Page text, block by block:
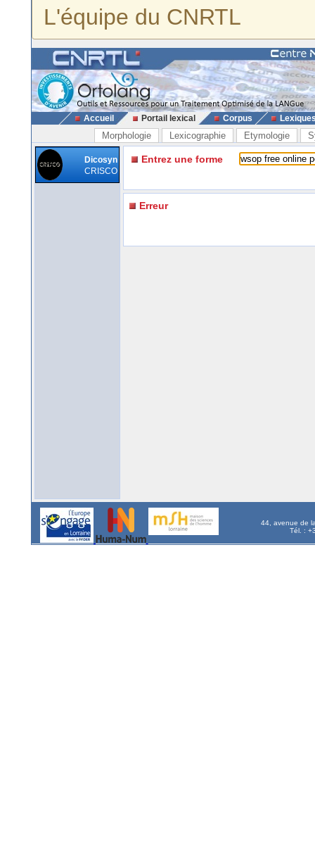
L'équipe du CNRTL
Accueil Portail lexical Corpus
Morphologie Lexicographie Etymologie
Dicosyn
CRISCO
Entrez une forme
Erreur
44, avenue de
Tél. :